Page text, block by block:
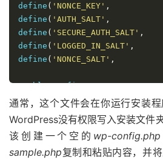
define ( 'NONCE_KEY' ,
define ( 'AUTH_SALT' ,
define ( 'SECURE_AUTH_SALT' ,
define ( 'LOGGED_IN_SALT' ,
define ( 'NONCE_SALT' ,
$table_prefix = 'wp_';
通常，这个文件会在你运行安装
WordPress没有权限写入安装文件
该创建一个空的 wp-config.php
sample.php复制和粘贴内容，并